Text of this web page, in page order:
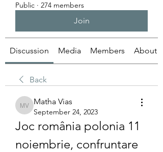
Public · 274 members
Join
Discussion Media Members About
Back
Matha Vias
Matha Vias
September 24, 2023
Joc românia polonia 11
noiembrie, confruntare